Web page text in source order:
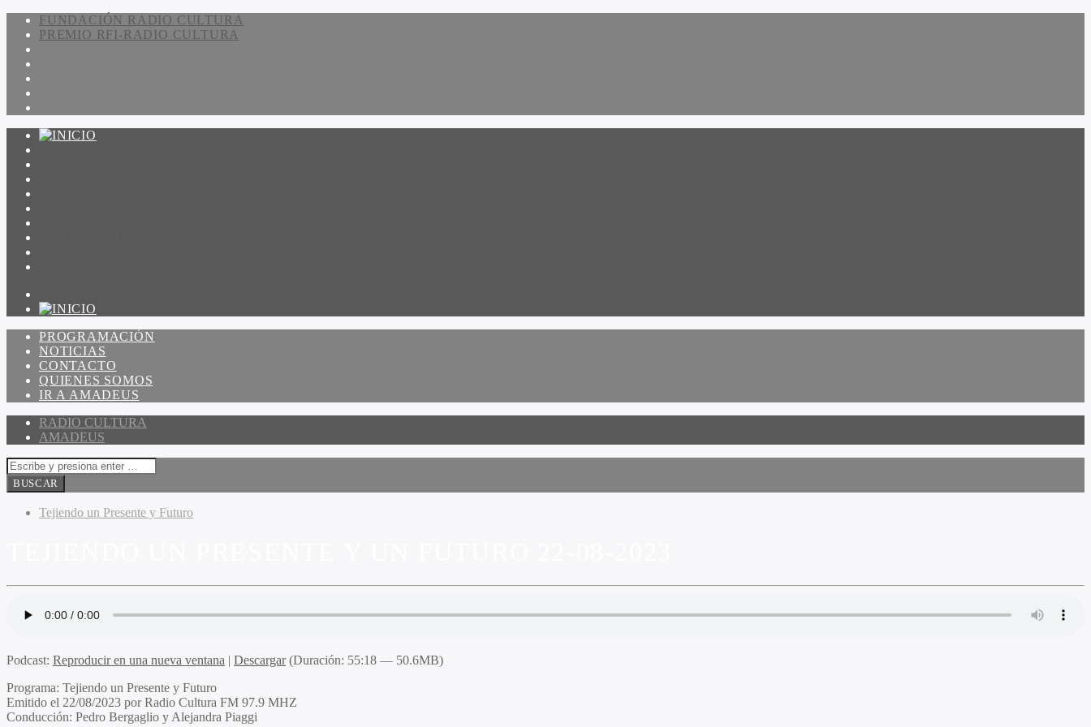
FUNDACIÓN RADIO CULTURA
PREMIO RFI-RADIO CULTURA
PROGRAMACIÓN
NOTICIAS
CONTACTO
QUIENES SOMOS
IR A AMADEUS
RADIO CULTURA
AMADEUS
Tejiendo un Presente y Futuro
Podcast: Reproducir en una nueva ventana | Descargar(Duración: 55:18 — 50.6MB)
Programa: Tejiendo un Presente y Futuro
Emitido el 22/08/2023 por Radio Cultura FM 97.9 MHZ
Conducción: Pedro Bergaglio y Alejandra Piaggi